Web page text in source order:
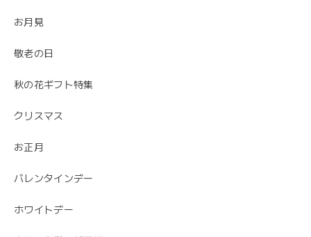
お月見
敬老の日
秋の花ギフト特集
クリスマス
お正月
バレンタインデー
ホワイトデー